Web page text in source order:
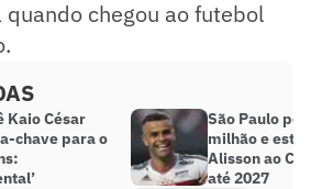
chegou ao futebol
Kaio César
chave para o
São Paulo
milhão e
Alisson ao
até 2027